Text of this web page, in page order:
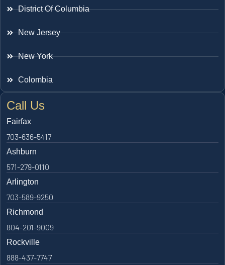
District Of Columbia
New Jersey
New York
Colombia
Call Us
Fairfax
703-636-5417
Ashburn
571-279-0110
Arlington
703-589-9250
Richmond
804-201-9009
Rockville
888-437-7747